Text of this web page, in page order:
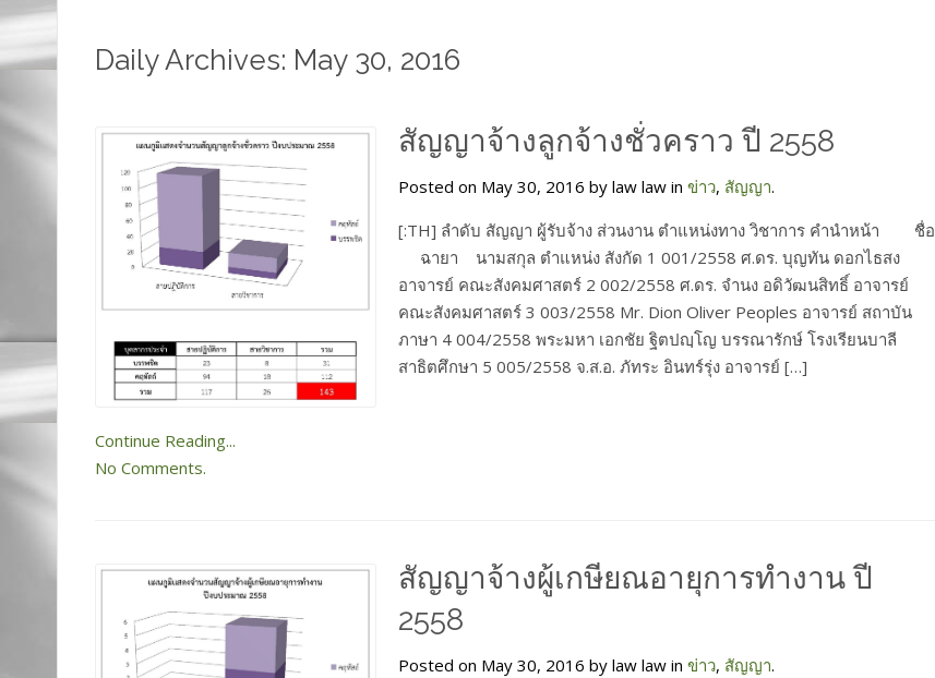
Daily Archives: May 30, 2016
สัญญาจ้างลูกจ้างชั่วคราว ปี 2558
Posted on May 30, 2016 by law law in ข่าว, สัญญา.
[:TH] ลำดับ สัญญา ผู้รับจ้าง ส่วนงาน ตำแหน่งทาง วิชาการ คำนำหน้า ชื่อ
ฉายา นามสกุล ตำแหน่ง สังกัด 1 001/2558 ศ.ดร. บุญทัน ดอกไธสง
อาจารย์ คณะสังคมศาสตร์ 2 002/2558 ศ.ดร. จำนง อดิวัฒนสิทธิ์ อาจารย์
คณะสังคมศาสตร์ 3 003/2558 Mr. Dion Oliver Peoples อาจารย์ สถาบัน
ภาษา 4 004/2558 พระมหา เอกชัย ฐิตปญฺโญ บรรณารักษ์ โรงเรียนบาลี
สาธิตศึกษา 5 005/2558 จ.ส.อ. ภัทระ อินทร์รุ่ง อาจารย์ […]
Continue Reading...
No Comments.
สัญญาจ้างผู้เกษียณอายุการทำงาน ปี
2558
Posted on May 30, 2016 by law law in ข่าว, สัญญา.